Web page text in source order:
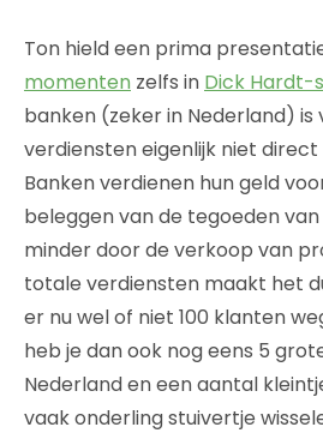
Ton hield een prima
momenten zelfs in Dick Hardt-
banken (zeker in Nederland) is
verdiensten eigenlijk niet direct
Banken verdienen hun geld
beleggen van de tegoeden
minder door de verkoop van
totale verdiensten maakt het
er nu wel of niet 100 klanten
heb je dan ook nog eens 5
Nederland en een aantal
vaak onderling stuivertje